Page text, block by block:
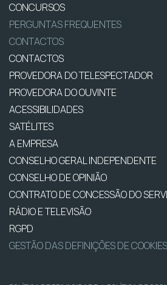
CONCURSOS
PERGUNTAS FREQUENTES
CONTACTOS
CONTACTOS
PROVEDORA DO TELESPECTADOR
PROVEDORA DO OUVINTE
ACESSIBILIDADES
SATÉLITES
A EMPRESA
CONSELHO GERAL INDEPENDENTE
CONSELHO DE OPINIÃO
CONTRATO DE CONCESSÃO DO
RÁDIO E TELEVISÃO
RGPD
GESTÃO DAS DEFINIÇÕES DE COOKIES